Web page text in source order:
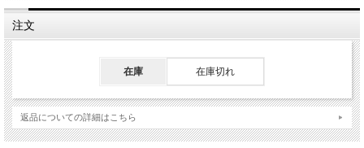
注文
在庫 在庫切れ
返品についての詳細はこちら